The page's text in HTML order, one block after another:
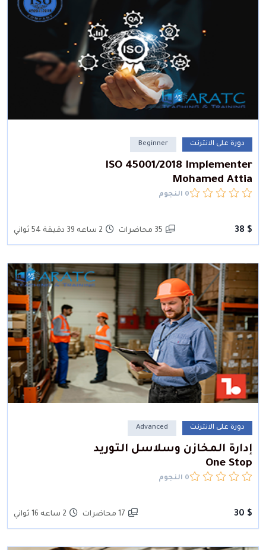
دورة على الانترنت Beginner
ISO 45001/2018 Implementer
Mohamed Attia
0 النجوم
$ 38 35 محاضرات 2 ساعه 39 دقيقة 54 ثواني
دورة على الانترنت Advanced
إدارة المخازن وسلاسل التوريد
One Stop
0 النجوم
$ 30 17 محاضرات 2 ساعه 16 ثواني